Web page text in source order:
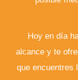
Hoy en día
alcance y te
que encuentres